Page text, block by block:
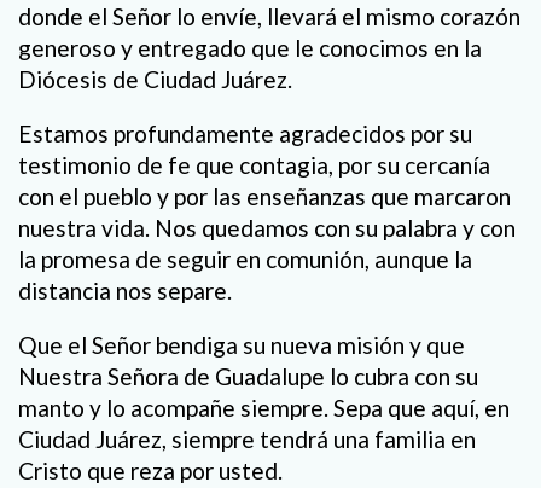
donde el Señor lo envíe, llevará el mismo corazón
generoso y entregado que le conocimos en la
Diócesis de Ciudad Juárez.
Estamos profundamente agradecidos por su
testimonio de fe que contagia, por su cercanía
con el pueblo y por las enseñanzas que marcaron
nuestra vida. Nos quedamos con su palabra y con
la promesa de seguir en comunión, aunque la
distancia nos separe.
Que el Señor bendiga su nueva misión y que
Nuestra Señora de Guadalupe lo cubra con su
manto y lo acompañe siempre. Sepa que aquí, en
Ciudad Juárez, siempre tendrá una familia en
Cristo que reza por usted.